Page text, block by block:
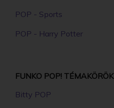
POP - Sports
POP - Harry Potter
FUNKO POP! TÉMAKÖRÖK
Bitty POP